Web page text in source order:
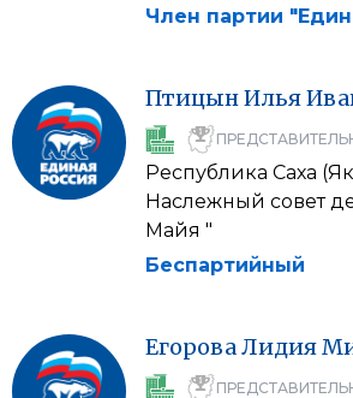
Член партии
ПтицынИлья
Республика Саха
Наслежный совет
Майя "
Беспартийный
ЕгороваЛидия